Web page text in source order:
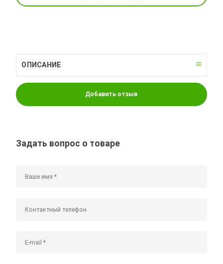
ОПИСАНИЕ
Добавить отзыв
Задать вопрос о товаре